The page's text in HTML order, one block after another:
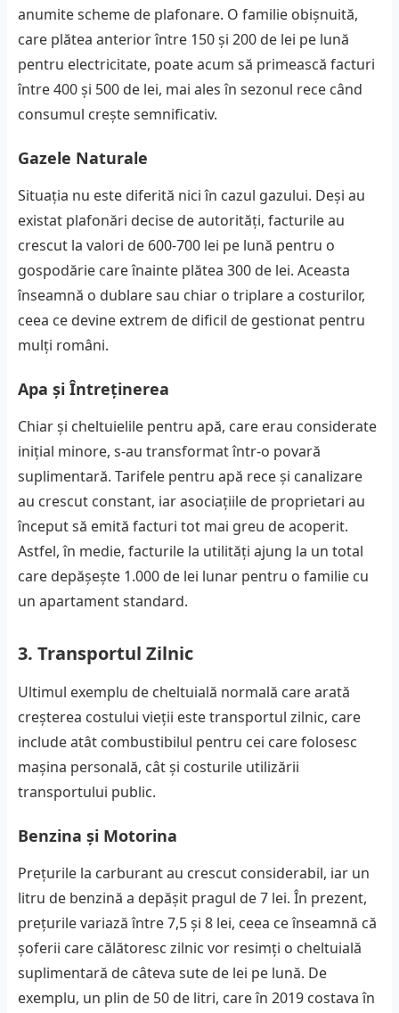
anumite scheme de plafonare. O familie obișnuită,
care plătea anterior între 150 și 200 de lei pe lună
pentru electricitate, poate acum să primească facturi
între 400 și 500 de lei, mai ales în sezonul rece când
consumul crește semnificativ.
Gazele Naturale
Situația nu este diferită nici în cazul gazului. Deși au
existat plafonări decise de autorități, facturile au
crescut la valori de 600-700 lei pe lună pentru o
gospodărie care înainte plătea 300 de lei. Aceasta
înseamnă o dublare sau chiar o triplare a costurilor,
ceea ce devine extrem de dificil de gestionat pentru
mulți români.
Apa și Întreținerea
Chiar și cheltuielile pentru apă, care erau considerate
inițial minore, s-au transformat într-o povară
suplimentară. Tarifele pentru apă rece și canalizare
au crescut constant, iar asociațiile de proprietari au
început să emită facturi tot mai greu de acoperit.
Astfel, în medie, facturile la utilități ajung la un total
care depășește 1.000 de lei lunar pentru o familie cu
un apartament standard.
3. Transportul Zilnic
Ultimul exemplu de cheltuială normală care arată
creșterea costului vieții este transportul zilnic, care
include atât combustibilul pentru cei care folosesc
mașina personală, cât și costurile utilizării
transportului public.
Benzina și Motorina
Prețurile la carburant au crescut considerabil, iar un
litru de benzină a depășit pragul de 7 lei. În prezent,
prețurile variază între 7,5 și 8 lei, ceea ce înseamnă că
șoferii care călătoresc zilnic vor resimți o cheltuială
suplimentară de câteva sute de lei pe lună. De
exemplu, un plin de 50 de litri, care în 2019 costava în